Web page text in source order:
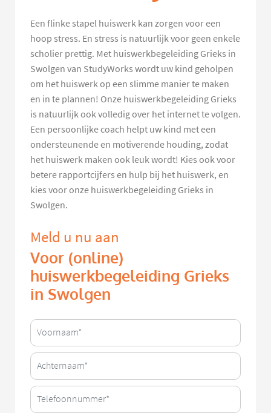
Een flinke stapel huiswerk kan zorgen voor een
hoop stress. En stress is natuurlijk voor geen enkele
scholier prettig. Met huiswerkbegeleiding Grieks in
Swolgen van StudyWorks wordt uw kind geholpen
om het huiswerk op een slimme manier te maken
en in te plannen! Onze huiswerkbegeleiding Grieks
is natuurlijk ook volledig over het internet te volgen.
Een persoonlijke coach helpt uw kind met een
ondersteunende en motiverende houding, zodat
het huiswerk maken ook leuk wordt! Kies ook voor
betere rapportcijfers en hulp bij het huiswerk, en
kies voor onze huiswerkbegeleiding Grieks in
Swolgen.
Meld u nu aan
Voor (online)
huiswerkbegeleiding Grieks
in Swolgen